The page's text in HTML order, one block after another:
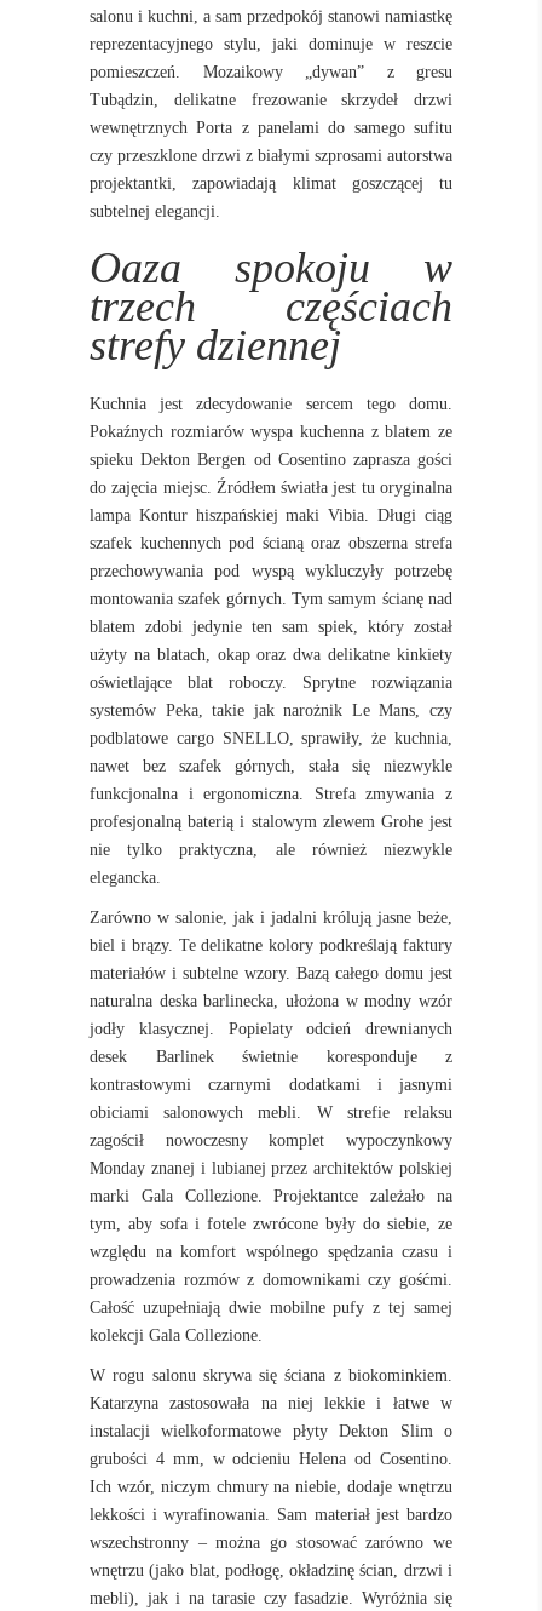
salonu i kuchni, a sam przedpokój stanowi namiastkę
reprezentacyjnego stylu, jaki dominuje w reszcie
pomieszczeń. Mozaikowy „dywan” z gresu
Tubądzin, delikatne frezowanie skrzydeł drzwi
wewnętrznych Porta z panelami do samego sufitu
czy przeszklone drzwi z białymi szprosami autorstwa
projektantki, zapowiadają klimat goszczącej tu
subtelnej elegancji.
Oaza spokoju w
trzech częściach
strefy dziennej
Kuchnia jest zdecydowanie sercem tego domu.
Pokaźnych rozmiarów wyspa kuchenna z blatem ze
spieku Dekton Bergen od Cosentino zaprasza gości
do zajęcia miejsc. Źródłem światła jest tu oryginalna
lampa Kontur hiszpańskiej maki Vibia. Długi ciąg
szafek kuchennych pod ścianą oraz obszerna strefa
przechowywania pod wyspą wykluczyły potrzebę
montowania szafek górnych. Tym samym ścianę nad
blatem zdobi jedynie ten sam spiek, który został
użyty na blatach, okap oraz dwa delikatne kinkiety
oświetlające blat roboczy. Sprytne rozwiązania
systemów Peka, takie jak narożnik Le Mans, czy
podblatowe cargo SNELLO, sprawiły, że kuchnia,
nawet bez szafek górnych, stała się niezwykle
funkcjonalna i ergonomiczna. Strefa zmywania z
profesjonalną baterią i stalowym zlewem Grohe jest
nie tylko praktyczna, ale również niezwykle
elegancka.
Zarówno w salonie, jak i jadalni królują jasne beże,
biel i brązy. Te delikatne kolory podkreślają faktury
materiałów i subtelne wzory. Bazą całego domu jest
naturalna deska barlinecka, ułożona w modny wzór
jodły klasycznej. Popielaty odcień drewnianych
desek Barlinek świetnie koresponduje z
kontrastowymi czarnymi dodatkami i jasnymi
obiciami salonowych mebli. W strefie relaksu
zagościł nowoczesny komplet wypoczynkowy
Monday znanej i lubianej przez architektów polskiej
marki Gala Collezione. Projektantce zależało na
tym, aby sofa i fotele zwrócone były do siebie, ze
względu na komfort wspólnego spędzania czasu i
prowadzenia rozmów z domownikami czy gośćmi.
Całość uzupełniają dwie mobilne pufy z tej samej
kolekcji Gala Collezione.
W rogu salonu skrywa się ściana z biokominkiem.
Katarzyna zastosowała na niej lekkie i łatwe w
instalacji wielkoformatowe płyty Dekton Slim o
grubości 4 mm, w odcieniu Helena od Cosentino.
Ich wzór, niczym chmury na niebie, dodaje wnętrzu
lekkości i wyrafinowania. Sam materiał jest bardzo
wszechstronny – można go stosować zarówno we
wnętrzu (jako blat, podłogę, okładzinę ścian, drzwi i
mebli), jak i na tarasie czy fasadzie. Wyróżnia się